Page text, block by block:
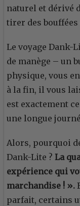
naturel et dérivé
tirer des
Le voyage Dank-
de manège – un
physique, vous
à la fin, il vous
est exactement
une longue
Alors, pourquoi
Dank-Lite ? La
expérience qui
marchandise ! ».
parfait, certains